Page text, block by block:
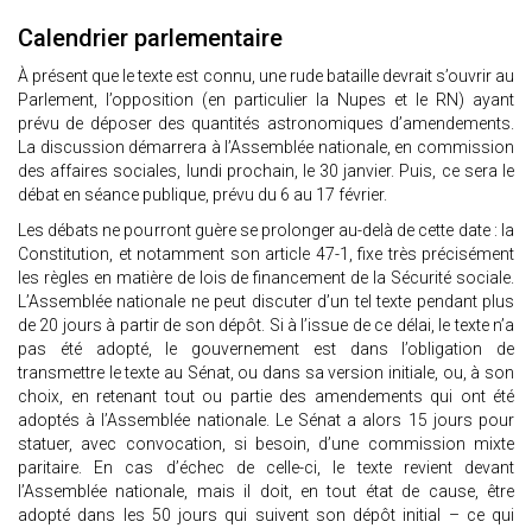
Calendrier parlementaire
À présent que le texte est connu, une rude bataille devrait s’ouvrir au
Parlement, l’opposition (en particulier la Nupes et le RN) ayant
prévu de déposer des quantités astronomiques d’amendements.
La discussion démarrera à l’Assemblée nationale, en commission
des affaires sociales, lundi prochain, le 30 janvier. Puis, ce sera le
débat en séance publique, prévu du 6 au 17 février.
Les débats ne pourront guère se prolonger au-delà de cette date : la
Constitution, et notamment son article 47-1, fixe très précisément
les règles en matière de lois de financement de la Sécurité sociale.
L’Assemblée nationale ne peut discuter d’un tel texte pendant plus
de 20 jours à partir de son dépôt. Si à l’issue de ce délai, le texte n’a
pas été adopté, le gouvernement est dans l’obligation de
transmettre le texte au Sénat, ou dans sa version initiale, ou, à son
choix, en retenant tout ou partie des amendements qui ont été
adoptés à l’Assemblée nationale. Le Sénat a alors 15 jours pour
statuer, avec convocation, si besoin, d’une commission mixte
paritaire. En cas d’échec de celle-ci, le texte revient devant
l’Assemblée nationale, mais il doit, en tout état de cause, être
adopté dans les 50 jours qui suivent son dépôt initial – ce qui